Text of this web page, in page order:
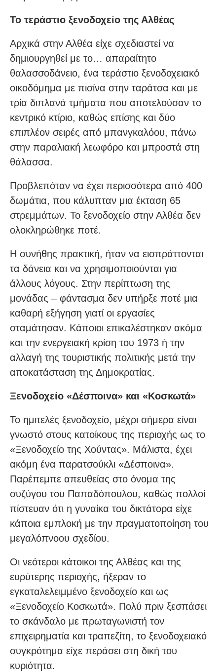
Το τεράστιο ξενοδοχείο της Αλθέας
Αρχικά στην Αλθέα είχε σχεδιαστεί να
δημιουργηθεί με το… απαραίτητο
θαλασσοδάνειο, ένα τεράστιο ξενοδοχειακό
οικοδόμημα με πισίνα στην ταράτσα και με
τρία διπλανά τμήματα που αποτελούσαν το
κεντρικό κτίριο, καθώς επίσης και δύο
επιπλέον σειρές από μπανγκαλόου, πάνω
στην παραλιακή λεωφόρο και μπροστά στη
θάλασσα.
Προβλεπόταν να έχει περισσότερα από 400
δωμάτια, που κάλυπταν μια έκταση 65
στρεμμάτων. Το ξενοδοχείο στην Αλθέα δεν
ολοκληρώθηκε ποτέ.
Η συνήθης πρακτική, ήταν να εισπράττονται
τα δάνεια και να χρησιμοποιούνται για
άλλους λόγους. Στην περίπτωση της
μονάδας – φάντασμα δεν υπήρξε ποτέ μια
καθαρή εξήγηση γιατί οι εργασίες
σταμάτησαν. Κάποιοι επικαλέστηκαν ακόμα
και την ενεργειακή κρίση του 1973 ή την
αλλαγή της τουριστικής πολιτικής μετά την
αποκατάσταση της Δημοκρατίας.
Ξενοδοχείο «Δέσποινα» και «Κοσκωτά»
Το ημιτελές ξενοδοχείο, μέχρι σήμερα είναι
γνωστό στους κατοίκους της περιοχής ως το
«Ξενοδοχείο της Χούντας». Μάλιστα, έχει
ακόμη ένα παρατσούκλι «Δέσποινα».
Παρέπεμπε απευθείας στο όνομα της
συζύγου του Παπαδόπουλου, καθώς πολλοί
πίστευαν ότι η γυναίκα του δικτάτορα είχε
κάποια εμπλοκή με την πραγματοποίηση του
μεγαλόπνοου σχεδίου.
Οι νεότεροι κάτοικοι της Αλθέας και της
ευρύτερης περιοχής, ήξεραν το
εγκαταλελειμμένο ξενοδοχείο και ως
«Ξενοδοχείο Κοσκωτά». Πολύ πριν ξεσπάσει
το σκάνδαλο με πρωταγωνιστή τον
επιχειρηματία και τραπεζίτη, το ξενοδοχειακό
συγκρότημα είχε περάσει στη δική του
κυριότητα.